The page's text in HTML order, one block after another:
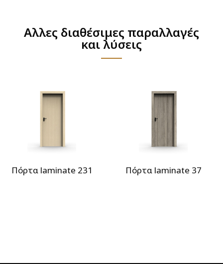
Αλλες διαθέσιμες παραλλαγές
και λύσεις
Πόρτα laminate 231 Πόρτα laminate 37